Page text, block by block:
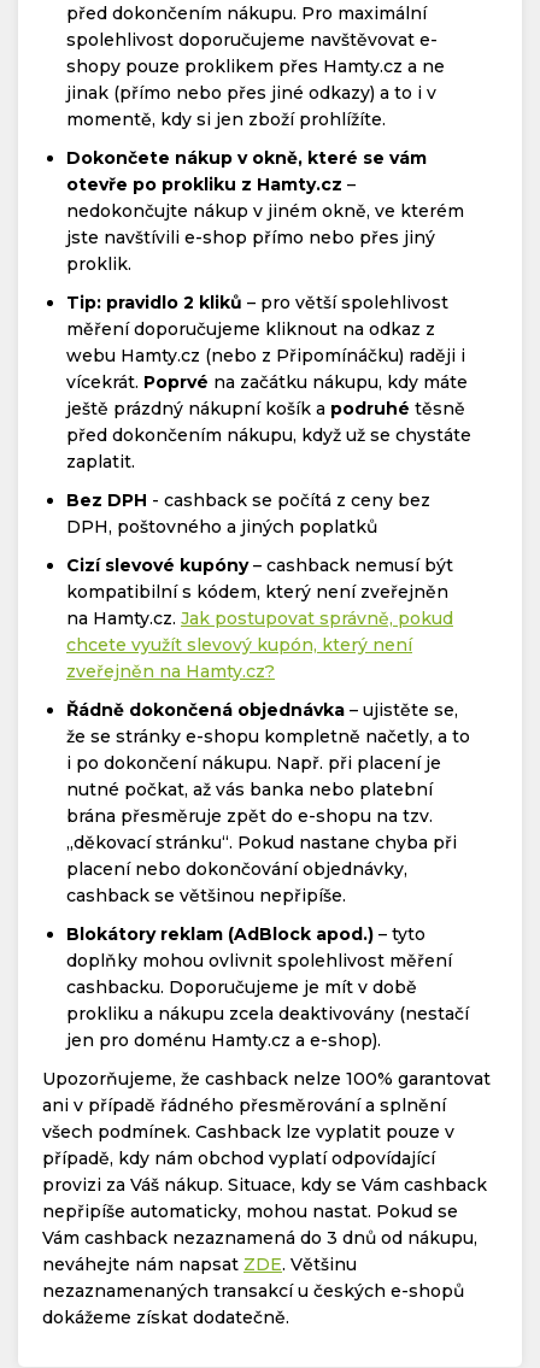
před dokončením nákupu. Pro maximální
spolehlivost doporučujeme navštěvovat e-
shopy pouze proklikem přes Hamty.cz a ne
jinak (přímo nebo přes jiné odkazy) a to i v
momentě, kdy si jen zboží prohlížíte.
Dokončete nákup v okně, které se vám
otevře po prokliku z Hamty.cz –
nedokončujte nákup v jiném okně, ve kterém
jste navštívili e-shop přímo nebo přes jiný
proklik.
Tip: pravidlo 2 kliků – pro větší spolehlivost
měření doporučujeme kliknout na odkaz z
webu Hamty.cz (nebo z Připomínáčku) raději i
vícekrát. Poprvé na začátku nákupu, kdy máte
ještě prázdný nákupní košík a podruhé těsně
před dokončením nákupu, když už se chystáte
zaplatit.
Bez DPH - cashback se počítá z ceny bez
DPH, poštovného a jiných poplatků
Cizí slevové kupóny– cashback nemusí být
kompatibilní s kódem, který není zveřejněn
na Hamty.cz. Jak postupovat správně, pokud
chcete využít slevový kupón, který není
zveřejněn na Hamty.cz?
Řádně dokončená objednávka – ujistěte se,
že se stránky e-shopu kompletně načetly, a to
i po dokončení nákupu. Např. při placení je
nutné počkat, až vás banka nebo platební
brána přesměruje zpět do e-shopu na tzv.
„děkovací stránku“. Pokud nastane chyba při
placení nebo dokončování objednávky,
cashback se většinou nepřipíše.
Blokátory reklam (AdBlock apod.) – tyto
doplňky mohou ovlivnit spolehlivost měření
cashbacku. Doporučujeme je mít v době
prokliku a nákupu zcela deaktivovány (nestačí
jen pro doménu Hamty.cz a e-shop).
Upozorňujeme, že cashback nelze 100% garantovat
ani v případě řádného přesměrování a splnění
všech podmínek. Cashback lze vyplatit pouze v
případě, kdy nám obchod vyplatí odpovídající
provizi za Váš nákup. Situace, kdy se Vám cashback
nepřipíše automaticky, mohou nastat. Pokud se
Vám cashback nezaznamená do 3 dnů od nákupu,
neváhejte nám napsat ZDE. Většinu
nezaznamenaných transakcí u českých e-shopů
dokážeme získat dodatečně.